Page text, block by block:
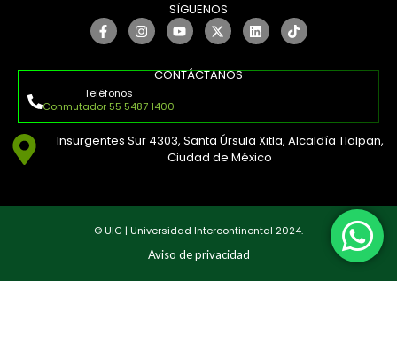
SÍGUENOS
CONTÁCTANOS
Teléfonos
Conmutador 55 5487 1400
Insurgentes Sur 4303, Santa Úrsula Xitla, Alcaldía Tlalpan,
Ciudad de México
© UIC | Universidad Intercontinental 2024.
Aviso de privacidad